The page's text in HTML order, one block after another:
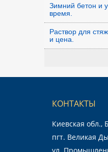
Зимний бетон и
время.
Раствор для
и цена.
КОНТАКТЫ
Киевская обл.,
пгт. Великая